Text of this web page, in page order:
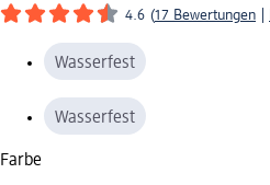
4.6 (17 Bewertungen
Wasserfest
Wasserfest
Farbe